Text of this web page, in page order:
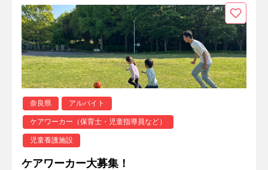
奈良県 アルバイト
ケアワーカー（保育士・児童指導員など）
児童養護施設
ケアワーカー大募集！